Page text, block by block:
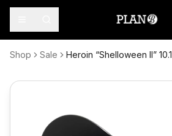
Shop Sale Heroin “Shelloween II” 10.1